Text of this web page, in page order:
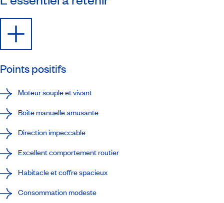
Points positifs
Moteur souple et vivant
Boîte manuelle amusante
Direction impeccable
Excellent comportement routier
Habitacle et coffre spacieux
Consommation modeste